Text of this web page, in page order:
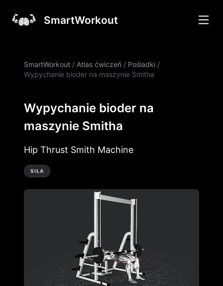
SmartWorkout
SmartWorkout / Atlas ćwiczeń / Pośladki /
Wypychanie bioder na maszynie Smitha
Wypychanie bioder na
maszynie Smitha
Hip Thrust Smith Machine
SIŁA